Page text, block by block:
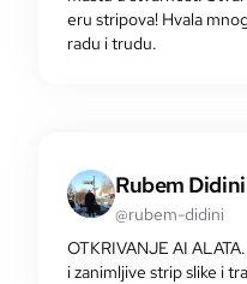
eru stripova! Hvala
radu i trudu.
Rubem Didini
@rubem-didini
OTKRIVANJE AI
i zanimljive strip slike i